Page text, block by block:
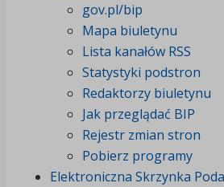
gov.pl/bip
Mapa biuletynu
Lista kanałów RSS
Statystyki podstron
Redaktorzy biuletynu
Jak przeglądać BIP
Rejestr zmian stron
Pobierz programy
Elektroniczna Skrzynka